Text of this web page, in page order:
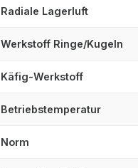
Radiale Lagerluft
Werkstoff Ringe/Kugeln
Käfig-Werkstoff
Betriebstemperatur
Norm